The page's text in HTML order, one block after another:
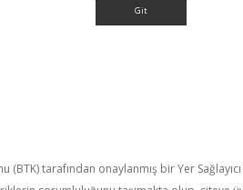
(BTK) tarafından onaylanmış bir Yer